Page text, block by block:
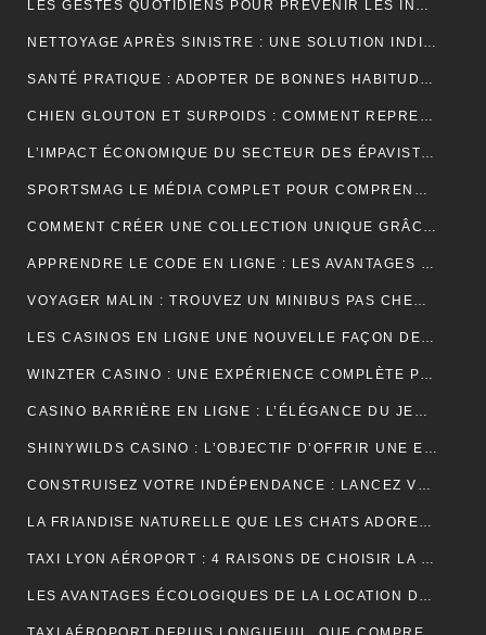
LES GESTES QUOTIDIENS POUR PRÉVENIR LES INFECTIONS CHEZ LES VOLAILLES
NETTOYAGE APRÈS SINISTRE : UNE SOLUTION INDISPENSABLE POUR RETROUVER DES ESPACES SÛRS ET SALUBRES
SANTÉ PRATIQUE : ADOPTER DE BONNES HABITUDES AU QUOTIDIEN
CHIEN GLOUTON ET SURPOIDS : COMMENT REPRENDRE LE CONTRÔLE DES PORTIONS ?
L’IMPACT ÉCONOMIQUE DU SECTEUR DES ÉPAVISTES EN FRANCE
SPORTSMAG LE MÉDIA COMPLET POUR COMPRENDRE LE SPORT LA NUTRITION ET LA PERFORMANCE
COMMENT CRÉER UNE COLLECTION UNIQUE GRÂCE À UN GROSSISTE DE VÊTEMENTS PERSONNALISÉS
APPRENDRE LE CODE EN LIGNE : LES AVANTAGES D’UNE FORMATION ENTIÈREMENT NUMÉRIQUE
VOYAGER MALIN : TROUVEZ UN MINIBUS PAS CHER POUR VOS DÉPLACEMENTS EN GROUPE
LES CASINOS EN LIGNE UNE NOUVELLE FAÇON DE VIVRE LE JEU
WINZTER CASINO : UNE EXPÉRIENCE COMPLÈTE POUR LES AMATEURS DE JEUX EN LIGNE
CASINO BARRIÈRE EN LIGNE : L’ÉLÉGANCE DU JEU NUMÉRIQUE AU SERVICE DES JOUEURS MODERNES
SHINYWILDS CASINO : L’OBJECTIF D’OFFRIR UNE EXPÉRIENCE DE JEU EXCEPTIONNELLE ET SÉCURISÉE
CONSTRUISEZ VOTRE INDÉPENDANCE : LANCEZ VOTRE ACTIVITÉ DE MARCHAND DE BIENS OU AGENT IMMOBILIER
LA FRIANDISE NATURELLE QUE LES CHATS ADORENT : AVANTAGES ET CONSEILS
TAXI LYON AÉROPORT : 4 RAISONS DE CHOISIR LA FIABILITÉ ET LE CONFORT POUR VOS TRAJETS
LES AVANTAGES ÉCOLOGIQUES DE LA LOCATION DE BENNE